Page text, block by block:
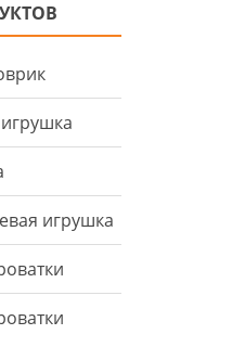
игрушка